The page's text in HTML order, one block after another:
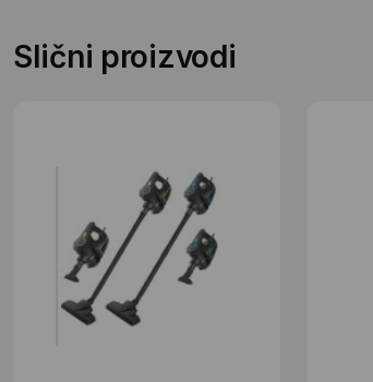
Slični proizvodi